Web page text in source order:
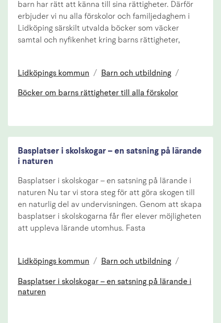
barn har rätt att känna till sina rättigheter. Därför
erbjuder vi nu alla förskolor och familjedaghem i
Lidköping särskilt utvalda böcker som väcker
samtal och nyfikenhet kring barns rättigheter,
Lidköpings kommun / Barn och utbildning /
Böcker om barns rättigheter till alla förskolor
Basplatser i skolskogar – en satsning på lärande
i naturen
Basplatser i skolskogar – en satsning på lärande i
naturen Nu tar vi stora steg för att göra skogen till
en naturlig del av undervisningen. Genom att skapa
basplatser i skolskogarna får fler elever möjligheten
att uppleva lärande utomhus. Fasta
Lidköpings kommun / Barn och utbildning /
Basplatser i skolskogar – en satsning på lärande i
naturen